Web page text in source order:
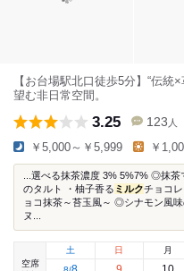
【お台場駅北口徒歩5分】“伝
望む非日常空間。
3.25 123 人
￥5,000～￥5,999 ￥
...選べる抹茶濃度 3% 5%7% ◎抹
のタルト ・柚子香る ミルクチョコ
ョコ抹茶～苔玉風～ ◎シナモン風
ヌ...
空席
土
日 月